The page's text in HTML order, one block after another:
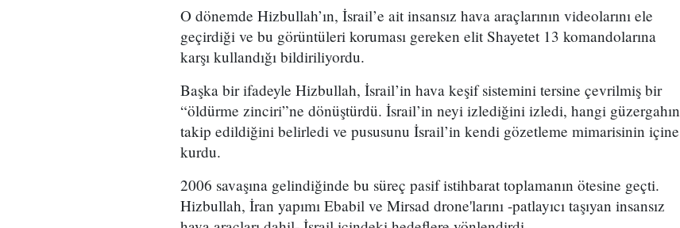
O dönemde Hizbullah’ın, İsrail’e ait insansız hava araçlarının videolarını ele
geçirdiği ve bu görüntüleri koruması gereken elit Shayetet 13 komandolarına
karşı kullandığı bildiriliyordu.
Başka bir ifadeyle Hizbullah, İsrail’in hava keşif sistemini tersine çevrilmiş bir
“öldürme zinciri”ne dönüştürdü. İsrail’in neyi izlediğini izledi, hangi güzergahın
takip edildiğini belirledi ve pususunu İsrail’in kendi gözetleme mimarisinin içine
kurdu.
2006 savaşına gelindiğinde bu süreç pasif istihbarat toplamanın ötesine geçti.
Hizbullah, İran yapımı Ebabil ve Mirsad drone'larını -patlayıcı taşıyan insansız